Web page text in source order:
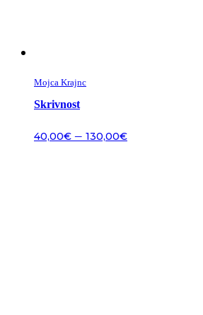
Mojca Krajnc
Skrivnost
40,00€ – 130,00€